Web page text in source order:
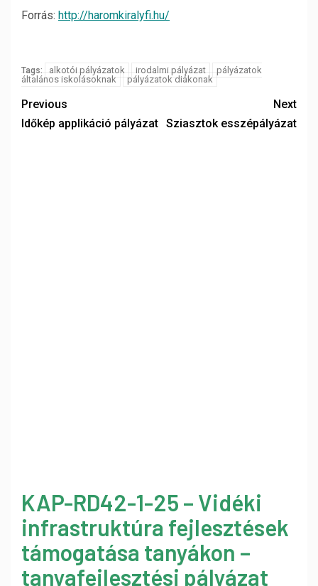
Forrás: http://haromkiralyfi.hu/
Tags: alkotói pályázatok irodalmi pályázat
pályázatok
általános iskolásoknak
pályázatok diákonak
Previous
Időkép applikáció pályázat
Next
Sziasztok esszépályázat
KAP-RD42-1-25 – Vidéki
infrastruktúra fejlesztések
támogatása tanyákon –
tanyafejlesztési pályázat